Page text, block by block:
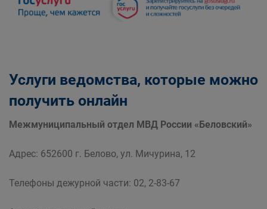
Услуги ведомства, которые можно
получить онлайн
Межмуниципальный отдел МВД России «Беловский»
Адрес: 652600 г. Белово, ул. Мичурина, 12
Телефоны дежурной части: 02, 2-83-67